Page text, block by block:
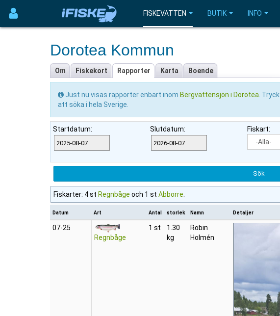
FISKEVATTEN BUTIK INFO
Dorotea Kommun
Om Fiskekort Rapporter Karta Boende
Just nu visas rapporter enbart inom Bergvattensjön i Dorotea . Tryck
att söka i hela Sverige.
Startdatum: Slutdatum: Fiskart:
Fiskarter: 4 st Regnbåge och 1 st Abborre
Datum Art Antal storlek Namn Detaljer
07‑25
Regnbåge
1 st
1.30
kg
Robin
Holmén